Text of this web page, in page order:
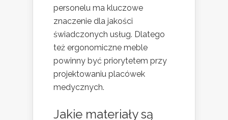
personelu ma kluczowe
znaczenie dla jakości
świadczonych usług. Dlatego
też ergonomiczne meble
powinny być priorytetem przy
projektowaniu placówek
medycznych.
Jakie materiały są